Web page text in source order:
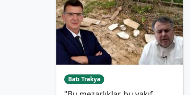
Batı Trakya